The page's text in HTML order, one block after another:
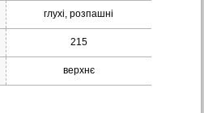
глухі, розпашні
215
верхнє